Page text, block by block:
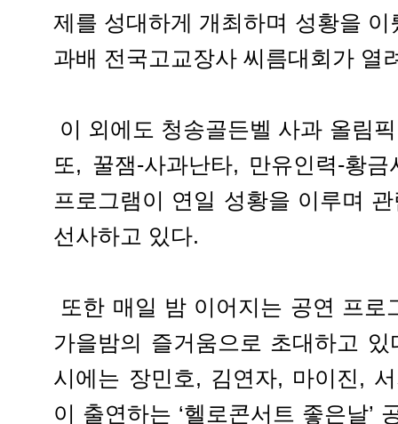
제를 성대하게 개최하며 성황을
과배 전국고교장사 씨름대회가 열
이 외에도 청송골든벨 사과 올림
또, 꿀잼-사과난타, 만유인력-황
프로그램이 연일 성황을 이루며
선사하고 있다.
또한 매일 밤 이어지는 공연 프로
가을밤의 즐거움으로 초대하고
시에는 장민호, 김연자, 마이진,
이 출연하는 ‘헬로콘서트 좋은날’